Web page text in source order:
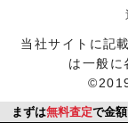
まずは無料査定で金
当社サイトに記
は一般に